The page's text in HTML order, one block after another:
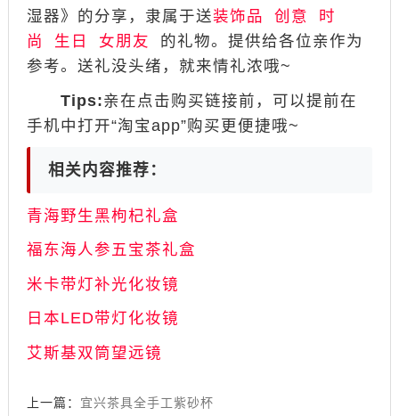
湿器》的分享，隶属于送装饰品 创意
时
尚
生日 女朋友 的礼物。提供给各位亲作为
参考。送礼没头绪，就来情礼浓哦~
Tips:亲在点击购买链接前，可以提前在
手机中打开“淘宝app”购买更便捷哦~
相关内容推荐：
青海野生黑枸杞礼盒
福东海人参五宝茶礼盒
米卡带灯补光化妆镜
日本LED带灯化妆镜
艾斯基双筒望远镜
上一篇： 宜兴茶具全手工紫砂杯